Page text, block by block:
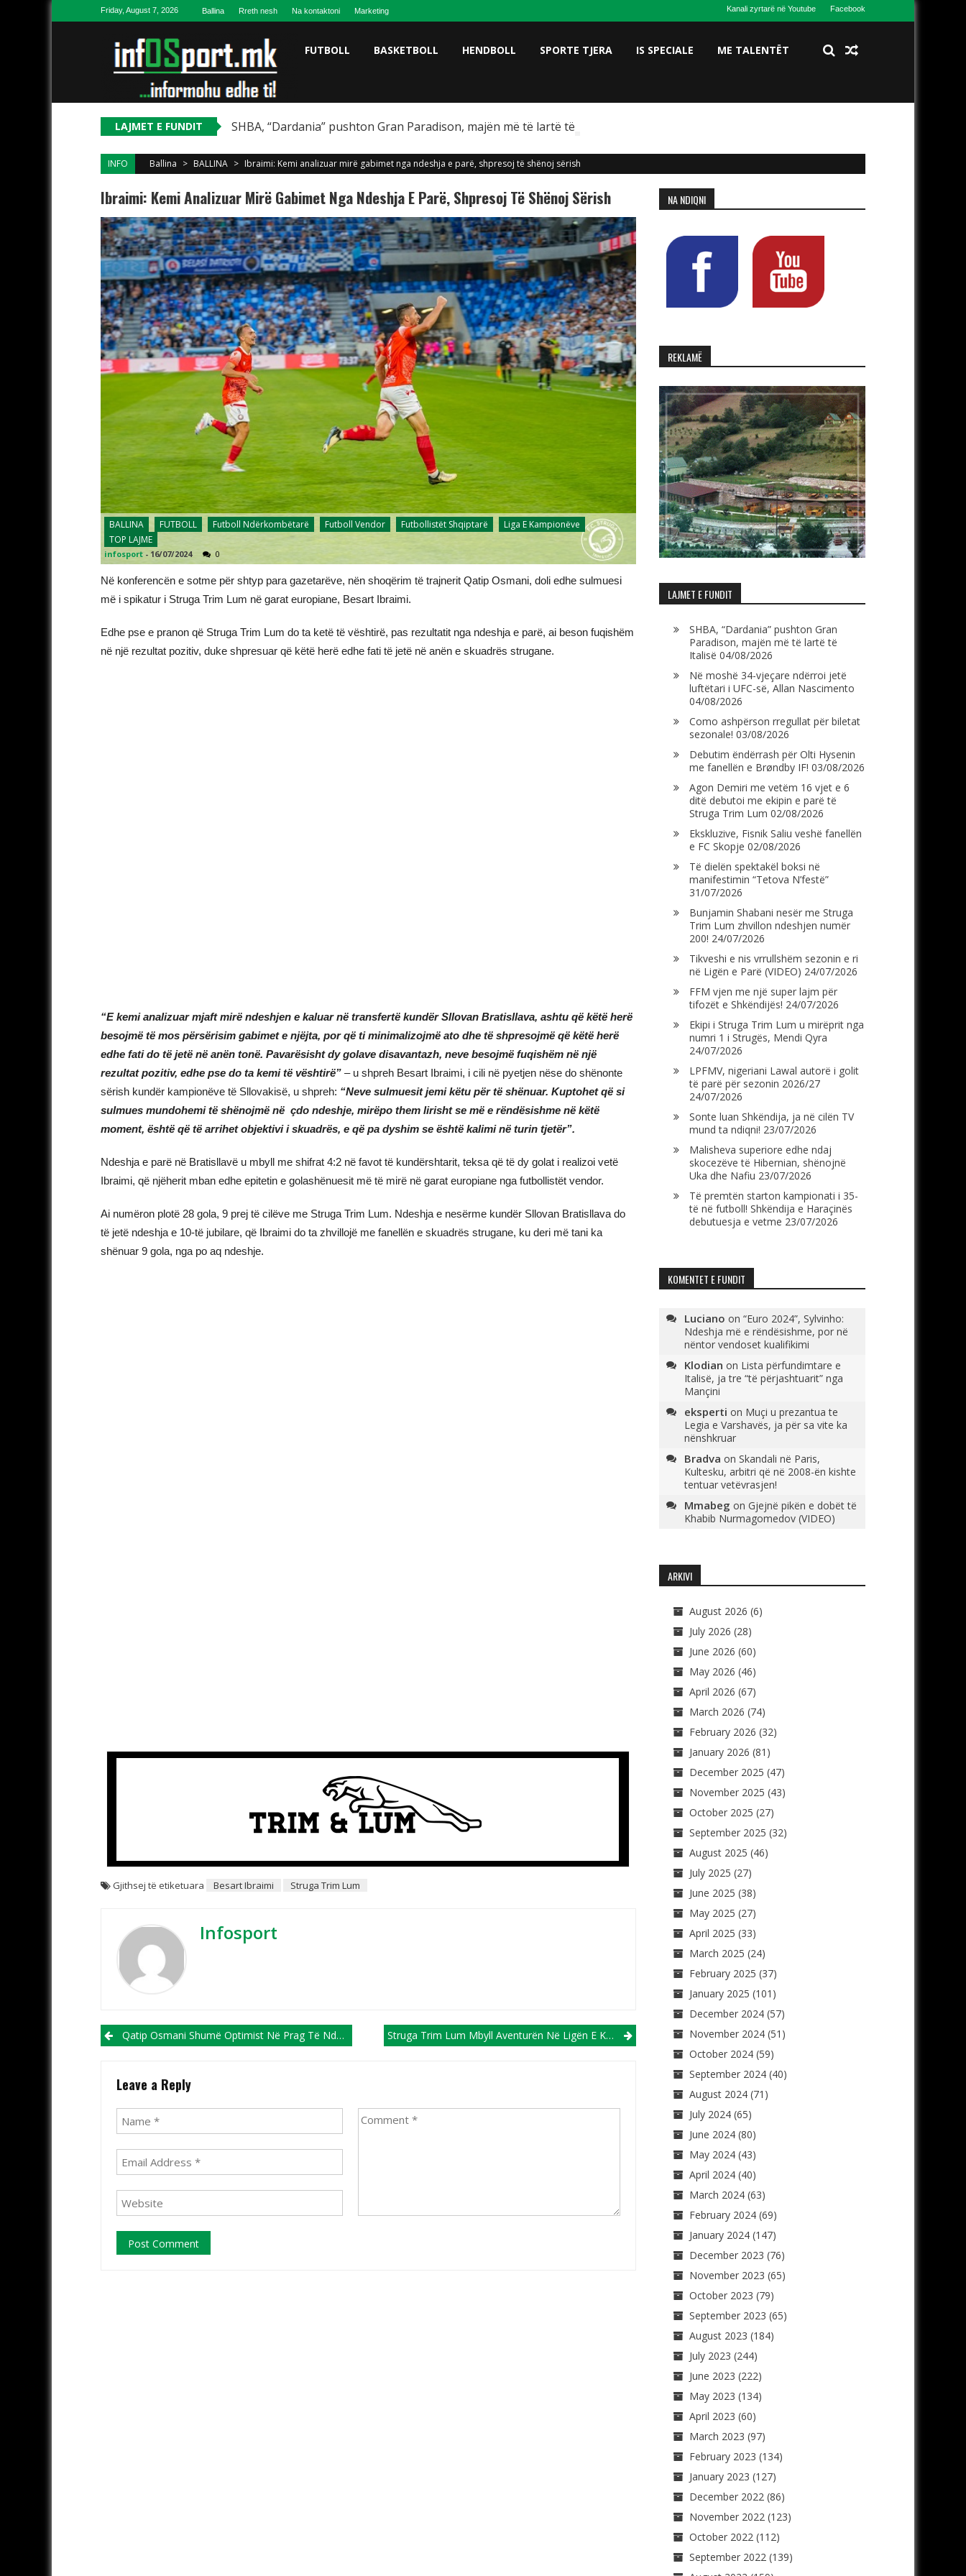
Skip to contentFriday, August 7, 2026 Ballina Rreth nesh Na kontaktoni Marketing Kanali zyrtarë në Youtube Facebook
FUTBOLL BASKETBOLL HENDBOLL SPORTE TJERA IS SPECIALE ME TALENTËT
LAJMET E FUNDIT SHBA, “Dardania” pushton Gran Paradison, majën më të lartë të Italisë
INFO Ballina > BALLINA > Ibraimi: Kemi analizuar mirë gabimet nga ndeshja e parë, shpresoj të shënoj sërish
Ibraimi: Kemi Analizuar Mirë Gabimet Nga Ndeshja E Parë, Shpresoj Të Shënoj Sërish
BALLINA FUTBOLL Futboll Ndërkombëtarë Futboll Vendor Futbollistët Shqiptarë
Liga E Kampionëve
TOP LAJME
infosport - 16/07/2024 0
Në konferencën e sotme për shtyp para gazetarëve, nën shoqërim të trajnerit Qatip Osmani, doli edhe sulmuesi
më i spikatur i Struga Trim Lum në garat europiane, Besart Ibraimi.
Edhe pse e pranon që Struga Trim Lum do ta ketë të vështirë, pas rezultatit nga ndeshja e parë, ai beson fuqishëm
në një rezultat pozitiv, duke shpresuar që këtë herë edhe fati të jetë në anën e skuadrës strugane.
“E kemi analizuar mjaft mirë ndeshjen e kaluar në transfertë kundër Sllovan Bratisllava, ashtu që këtë herë
besojmë të mos përsërisim gabimet e njëjta, por që ti minimalizojmë ato dhe të shpresojmë që këtë herë
edhe fati do të jetë në anën tonë. Pavarësisht dy golave disavantazh, neve besojmë fuqishëm në një
rezultat pozitiv, edhe pse do ta kemi të vështirë” – u shpreh Besart Ibraimi, i cili në pyetjen nëse do shënonte
sërish kundër kampionëve të Sllovakisë, u shpreh: “Neve sulmuesit jemi këtu për të shënuar. Kuptohet që si
sulmues mundohemi të shënojmë në çdo ndeshje, mirëpo them lirisht se më e rëndësishme në këtë
moment, është që të arrihet objektivi i skuadrës, e që pa dyshim se është kalimi në turin tjetër”.
Ndeshja e parë në Bratisllavë u mbyll me shifrat 4:2 në favot të kundërshtarit, teksa që të dy golat i realizoi vetë
Ibraimi, që njëherit mban edhe epitetin e golashënuesit më të mirë në garat europiane nga futbollistët vendor.
Ai numëron plotë 28 gola, 9 prej të cilëve me Struga Trim Lum. Ndeshja e nesërme kundër Sllovan Bratisllava do
të jetë ndeshja e 10-të jubilare, që Ibraimi do ta zhvillojë me fanellën e skuadrës strugane, ku deri më tani ka
shënuar 9 gola, nga po aq ndeshje.
Gjithsej të etiketuara Besart Ibraimi Struga Trim Lum
Infosport
Post navigation
Qatip Osmani Shumë Optimist Në Prag Të Ndeshjes Së Nesërme Ndaj Sllovan Bratisllava Struga Trim Lum Mbyll Aventurën Në Ligën E Kampionëve, Vazhdon Në Ligën E Konferencës
Leave a Reply
NA NDIQNI
REKLAMË
LAJMET E FUNDIT
SHBA, “Dardania” pushton Gran
Paradison, majën më të lartë të
Italisë 04/08/2026
Në moshë 34-vjeçare ndërroi jetë
luftëtari i UFC-së, Allan Nascimento
04/08/2026
Como ashpërson rregullat për biletat
sezonale! 03/08/2026
Debutim ëndërrash për Olti Hysenin
me fanellën e Brøndby IF! 03/08/2026
Agon Demiri me vetëm 16 vjet e 6
ditë debutoi me ekipin e parë të
Struga Trim Lum 02/08/2026
Ekskluzive, Fisnik Saliu veshë fanellën
e FC Skopje 02/08/2026
Të dielën spektakël boksi në
manifestimin “Tetova N’festë”
31/07/2026
Bunjamin Shabani nesër me Struga
Trim Lum zhvillon ndeshjen numër
200! 24/07/2026
Tikveshi e nis vrrullshëm sezonin e ri
në Ligën e Parë (VIDEO) 24/07/2026
FFM vjen me një super lajm për
tifozët e Shkëndijës! 24/07/2026
Ekipi i Struga Trim Lum u mirëprit nga
numri 1 i Strugës, Mendi Qyra
24/07/2026
LPFMV, nigeriani Lawal autorë i golit
të parë për sezonin 2026/27
24/07/2026
Sonte luan Shkëndija, ja në cilën TV
mund ta ndiqni! 23/07/2026
Malisheva superiore edhe ndaj
skocezëve të Hibernian, shënojnë
Uka dhe Nafiu 23/07/2026
Të premtën starton kampionati i 35-
të në futboll! Shkëndija e Haraçinës
debutuesja e vetme 23/07/2026
KOMENTET E FUNDIT
Luciano on “Euro 2024”, Sylvinho:
Ndeshja më e rëndësishme, por në
nëntor vendoset kualifikimi
Klodian on Lista përfundimtare e
Italisë, ja tre “të përjashtuarit” nga
Mançini
eksperti on Muçi u prezantua te
Legia e Varshavës, ja për sa vite ka
nënshkruar
Bradva on Skandali në Paris,
Kultesku, arbitri që në 2008-ën kishte
tentuar vetëvrasjen!
Mmabeg on Gjejnë pikën e dobët të
Khabib Nurmagomedov (VIDEO)
ARKIVI
August 2026 (6)
July 2026 (28)
June 2026 (60)
May 2026 (46)
April 2026 (67)
March 2026 (74)
February 2026 (32)
January 2026 (81)
December 2025 (47)
November 2025 (43)
October 2025 (27)
September 2025 (32)
August 2025 (46)
July 2025 (27)
June 2025 (38)
May 2025 (27)
April 2025 (33)
March 2025 (24)
February 2025 (37)
January 2025 (101)
December 2024(57)
November 2024(51)
October 2024(59)
September 2024(40)
August 2024(71)
July 2024(65)
June 2024(80)
May 2024(43)
April 2024(40)
March 2024(63)
February 2024(69)
January 2024(147)
December 2023 (76)
November 2023 (65)
October 2023 (79)
September 2023 (65)
August 2023 (184)
July 2023 (244)
June 2023 (222)
May 2023 (134)
April 2023 (60)
March 2023 (97)
February 2023 (134)
January 2023 (127)
December 2022(86)
November 2022(123)
October 2022(112)
September 2022(139)